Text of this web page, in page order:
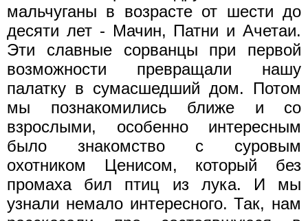
мальчуганы в возрасте от шести до
десяти лет - Мачин, Патни и Ачетаи.
Эти славные сорванцы при первой
возможности превращали нашу
палатку в сумасшедший дом. Потом
мы познакомились ближе и со
взрослыми, особенно интересным
было знакомство с суровым
охотником Ценисом, который без
промаха бил птиц из лука. И мы
узнали немало интересного. Так, нам